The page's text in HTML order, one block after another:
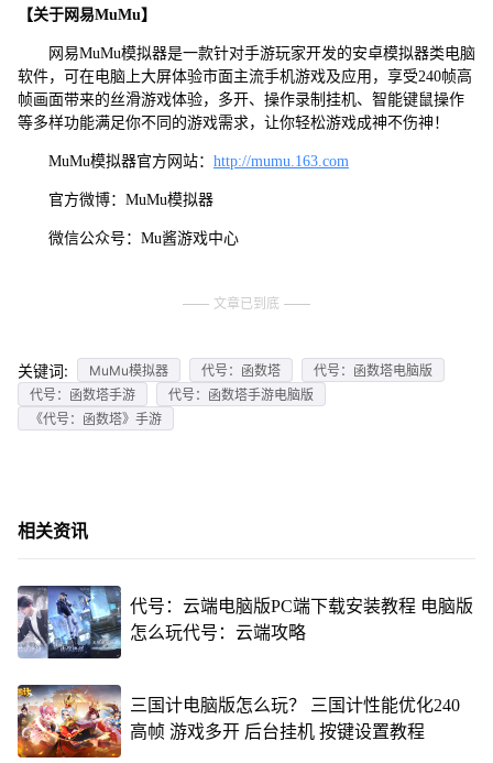
【关于网易MuMu】
网易MuMu模拟器是一款针对手游玩家开发的安卓模拟器类电脑
软件，可在电脑上大屏体验市面主流手机游戏及应用，享受240帧高
帧画面带来的丝滑游戏体验，多开、操作录制挂机、智能键鼠操作
等多样功能满足你不同的游戏需求，让你轻松游戏成神不伤神！
MuMu模拟器官方网站： http://mumu.163.com
官方微博：MuMu模拟器
微信公众号：Mu酱游戏中心
文章已到底
关键词: MuMu模拟器 代号：函数塔
代号：函数塔电脑版
代号：函数塔手游
代号：函数塔手游电脑版
《代号：函数塔》手游
相关资讯
代号：云端电脑版PC端下载安装教程 电脑版
怎么玩代号：云端攻略
三国计电脑版怎么玩？ 三国计性能优化240
高帧 游戏多开 后台挂机 按键设置教程